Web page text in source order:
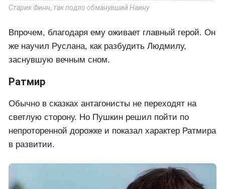
Старик Финн, так подло обманувший Наину
Впрочем, благодаря ему оживает главный герой. Он
же научил Руслана, как разбудить Людмилу,
заснувшую вечным сном.
Ратмир
Обычно в сказках антагонисты не переходят на
светлую сторону. Но Пушкин решил пойти по
непроторенной дорожке и показал характер Ратмира
в развитии.